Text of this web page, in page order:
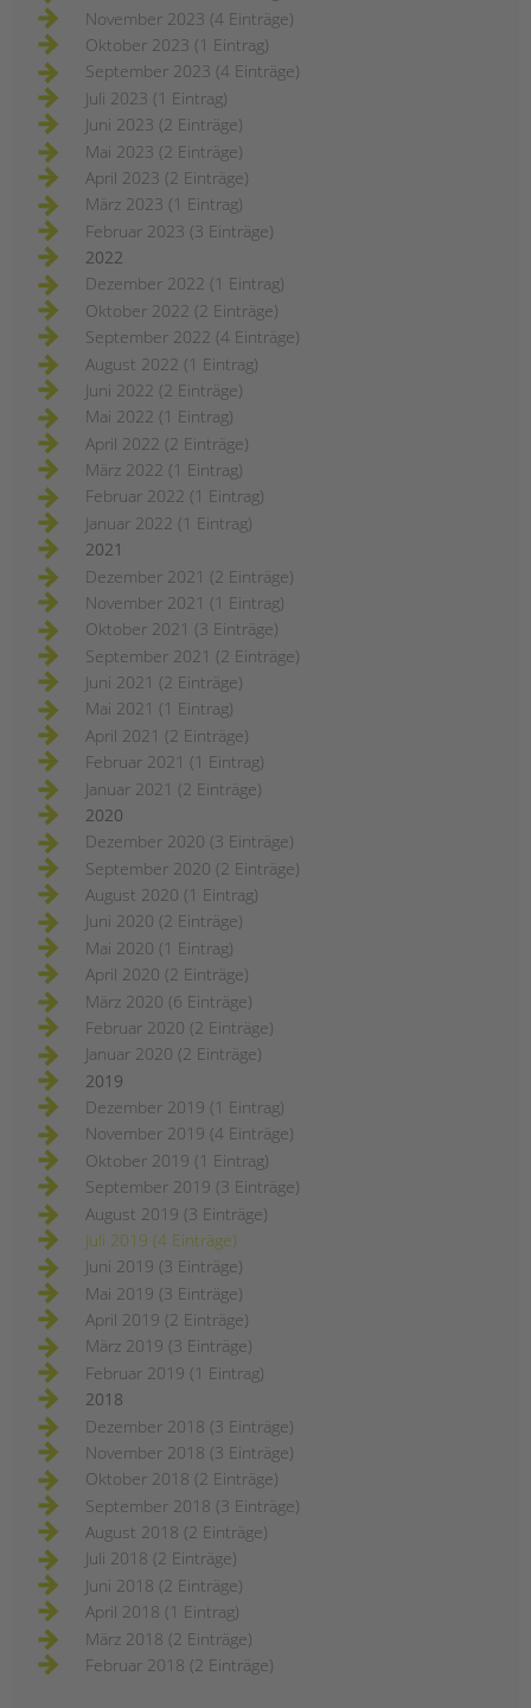
November 2023 (4 Einträge)
Oktober 2023 (1 Eintrag)
September 2023 (4 Einträge)
Juli 2023 (1 Eintrag)
Juni 2023 (2 Einträge)
Mai 2023 (2 Einträge)
April 2023 (2 Einträge)
März 2023 (1 Eintrag)
Februar 2023 (3 Einträge)
2022
Dezember 2022 (1 Eintrag)
Oktober 2022 (2 Einträge)
September 2022 (4 Einträge)
August 2022 (1 Eintrag)
Juni 2022 (2 Einträge)
Mai 2022 (1 Eintrag)
April 2022 (2 Einträge)
März 2022 (1 Eintrag)
Februar 2022 (1 Eintrag)
Januar 2022 (1 Eintrag)
2021
Dezember 2021 (2 Einträge)
November 2021 (1 Eintrag)
Oktober 2021 (3 Einträge)
September 2021 (2 Einträge)
Juni 2021 (2 Einträge)
Mai 2021 (1 Eintrag)
April 2021 (2 Einträge)
Februar 2021 (1 Eintrag)
Januar 2021 (2 Einträge)
2020
Dezember 2020 (3 Einträge)
September 2020 (2 Einträge)
August 2020 (1 Eintrag)
Juni 2020 (2 Einträge)
Mai 2020 (1 Eintrag)
April 2020 (2 Einträge)
März 2020 (6 Einträge)
Februar 2020 (2 Einträge)
Januar 2020 (2 Einträge)
2019
Dezember 2019 (1 Eintrag)
November 2019 (4 Einträge)
Oktober 2019 (1 Eintrag)
September 2019 (3 Einträge)
August 2019 (3 Einträge)
Juli 2019 (4 Einträge)
Juni 2019 (3 Einträge)
Mai 2019 (3 Einträge)
April 2019 (2 Einträge)
März 2019 (3 Einträge)
Februar 2019 (1 Eintrag)
2018
Dezember 2018 (3 Einträge)
November 2018 (3 Einträge)
Oktober 2018 (2 Einträge)
September 2018 (3 Einträge)
August 2018 (2 Einträge)
Juli 2018 (2 Einträge)
Juni 2018 (2 Einträge)
April 2018 (1 Eintrag)
März 2018 (2 Einträge)
Februar 2018 (2 Einträge)